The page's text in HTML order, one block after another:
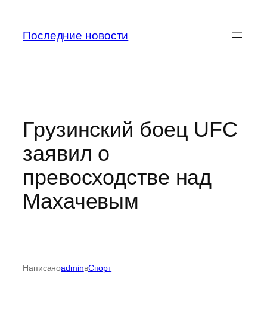
содержимому
Последние новости
Грузинский боец UFC
заявил о
превосходстве над
Махачевым
НаписаноadminвСпорт